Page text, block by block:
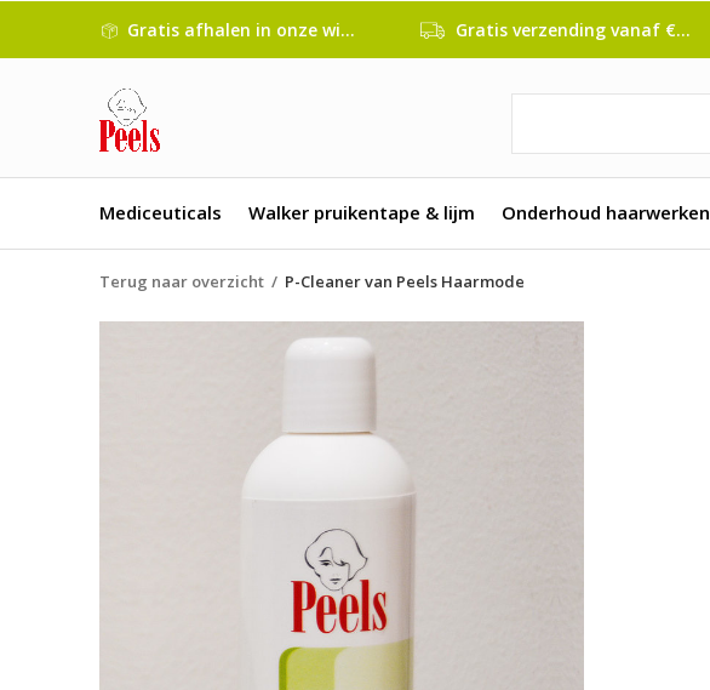
Mediceuticals Walker pruikentape & lijm Onderhoud haarwerken
Gratis afhalen in onze winkel Gratis verzending vanaf € 45 ,-
Terug naar overzicht P-Cleaner van Peels Haarmode